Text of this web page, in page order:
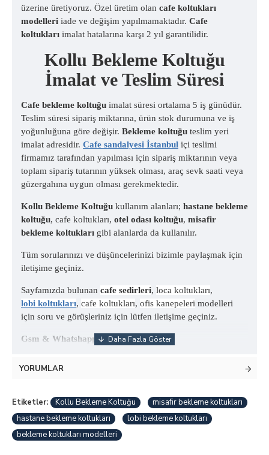
üzerine üretiyoruz. Özel üretim olan cafe koltukları
modelleri iade ve değişim yapılmamaktadır. Cafe
koltukları imalat hatalarına karşı 2 yıl garantilidir.
Kollu Bekleme Koltuğu
İmalat ve Teslim Süresi
Cafe bekleme koltuğu imalat süresi ortalama 5 iş günüdür.
Teslim süresi sipariş miktarına, ürün stok durumuna ve iş
yoğunluğuna göre değişir. Bekleme koltuğu teslim yeri
imalat adresidir. Cafe sandalyesi İstanbul içi teslimi
firmamız tarafından yapılması için sipariş miktarının veya
toplam sipariş tutarının yüksek olması, araç sevk saati veya
güzergahına uygun olması gerekmektedir.
Kollu Bekleme Koltuğu kullanım alanları; hastane bekleme
koltuğu, cafe koltukları, otel odası koltuğu, misafir
bekleme koltukları gibi alanlarda da kullanılır.
Tüm sorularınızı ve düşüncelerinizi bizimle paylaşmak için
iletişime geçiniz.
Sayfamızda bulunan cafe sedirleri, loca koltukları,
lobi koltukları, cafe koltukları, ofis kanepeleri modelleri
için soru ve görüşleriniz için lütfen iletişime geçiniz.
Gsm & Whatshapp= +90 532 725 0746
YORUMLAR
Etiketler: Kollu Bekleme Koltuğu
misafir bekleme koltukları
hastane bekleme koltukları
lobi bekleme koltukları
bekleme koltukları modelleri